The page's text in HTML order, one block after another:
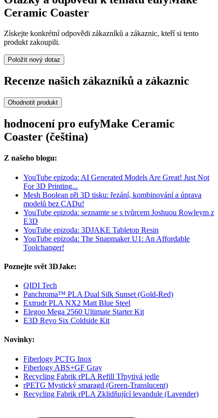
Ceramic Coaster
Získejte konkrétní odpovědi zákazníků a zákaznic, kteří si tento
produkt zakoupili.
Položit nový dotaz
Recenze našich zákazníků a zákaznic
Ohodnotit produkt
hodnocení pro eufyMake Ceramic
Coaster (čeština)
Z našeho blogu:
YouTube epizoda: AI Generated Models Are Great! Just Not
For 3D Printing...
Mesh Boolean při 3D tisku: řezání, kombinování a úprava
modelů bez CADu!
YouTube epizoda: seznamte se s tvůrcem Joshuou Rowleym z
E3D
YouTube epizoda: 3DJAKE Tabletop Resin
YouTube epizoda: The Snapmaker U1: An Affordable
Toolchanger!
Poznejte svět 3DJake:
QIDI Tech
Panchroma™ PLA Dual Silk Sunset (Gold-Red)
Extrudr PLA NX2 Matt Blue Steel
Elegoo Mega 2560 Ultimate Starter Kit
E3D Revo Six Coldside Kit
Novinky:
Fiberlogy PCTG Inox
Fiberlogy ABS+GF Gray
Recycling Fabrik rPLA Refill Třpytivá jedle
rPETG Mystický smaragd (Green-Translucent)
Recycling Fabrik rPLA Zklidňující levandule (Lavender)